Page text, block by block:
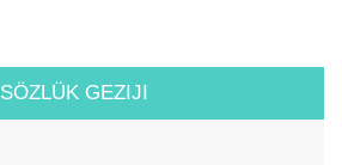
SÖZLÜK GEZIJI